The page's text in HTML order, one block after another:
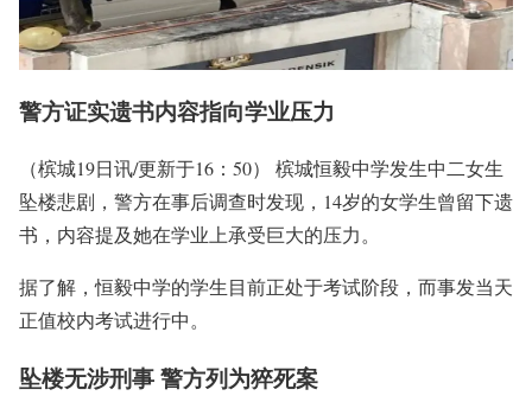
警方证实遗书内容指向学业压力
（槟城19日讯/更新于16：50） 槟城恒毅中学发生中二女生
坠楼悲剧，警方在事后调查时发现，14岁的女学生曾留下遗
书，内容提及她在学业上承受巨大的压力。
据了解，恒毅中学的学生目前正处于考试阶段，而事发当天
正值校内考试进行中。
坠楼无涉刑事 警方列为猝死案